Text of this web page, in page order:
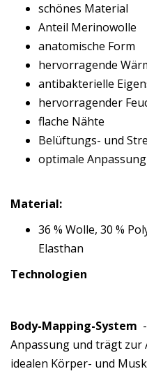
schönes Material
Anteil Merinowolle
anatomische Form
hervorragende
antibakterielle
hervorragender
flache Nähte
Belüftungs- und
optimale
Material:
36 % Wolle, 30 %
Elasthan
Technologien
Body-Mapping-System
Anpassung und trägt
idealen Körper- und